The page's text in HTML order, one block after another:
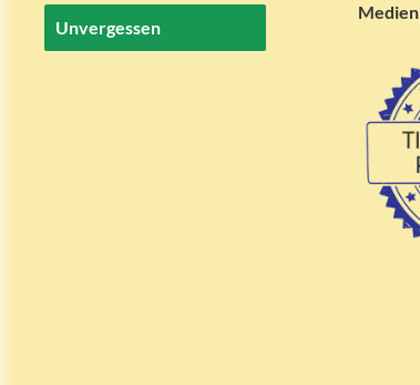
Unvergessen
Medien